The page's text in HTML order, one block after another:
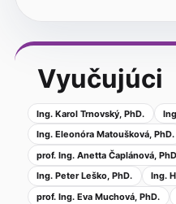
Vyučujúci
Ing. Karol Trnovský, PhD.
Ing. Eleonóra Matoušková, PhD.
prof. Ing. Anetta Čaplánová,
Ing. Peter Leško, PhD.
Ing.
prof. Ing. Eva Muchová, PhD.